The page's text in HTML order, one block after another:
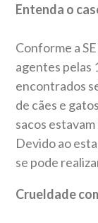
Entenda o
Conforme a
agentes pelas
encontrados
de cães e
sacos
Devido ao
se pode
Crueldade